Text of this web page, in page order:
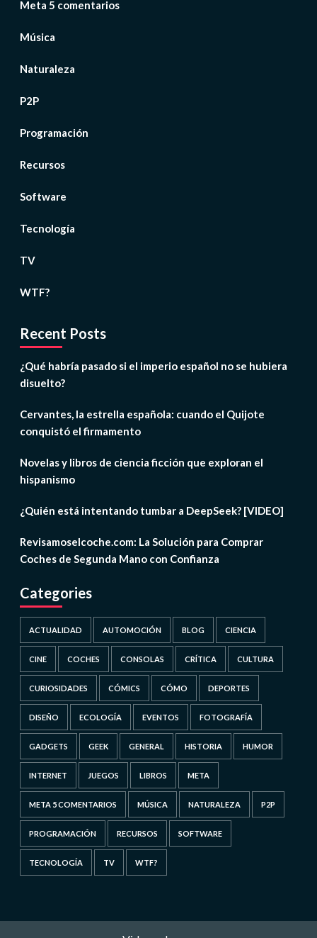
Meta 5 comentarios
Música
Naturaleza
P2P
Programación
Recursos
Software
Tecnología
TV
WTF?
Recent Posts
¿Qué habría pasado si el imperio español no se hubiera
disuelto?
Cervantes, la estrella española: cuando el Quijote
conquistó el firmamento
Novelas y libros de ciencia ficción que exploran el
hispanismo
¿Quién está intentando tumbar a DeepSeek? [VIDEO]
Revisamoselcoche.com: La Solución para Comprar
Coches de Segunda Mano con Confianza
Categories
ACTUALIDAD AUTOMOCIÓN BLOG CIENCIA
CINE COCHES CONSOLAS CRÍTICA CULTURA
CURIOSIDADES CÓMICS CÓMO DEPORTES
DISEÑO ECOLOGÍA EVENTOS FOTOGRAFÍA
GADGETS GEEK GENERAL HISTORIA HUMOR
INTERNET JUEGOS LIBROS META
META 5 COMENTARIOS MÚSICA NATURALEZA P2P
PROGRAMACIÓN RECURSOS SOFTWARE
TECNOLOGÍA TV WTF?